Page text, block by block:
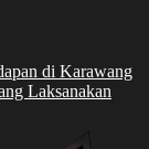
di Karawang
Laksanakan